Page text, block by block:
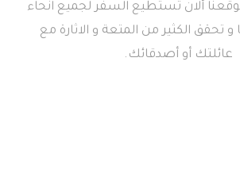
ألان تستطيع السفر لجميع انحاء
و تحقق الكثير من المتعة و الاثارة مع
عائلتك أو أصدقائك.